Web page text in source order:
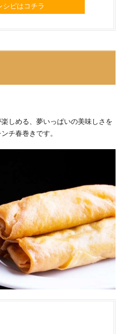
シピはコチラ
しめる、夢いっぱいの美味しさを
チ春巻きです。